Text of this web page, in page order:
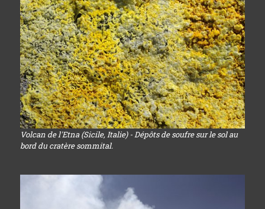
Volcan de l'Etna (Sicile, Italie) - Dépôts de soufre sur le sol au
bord du cratère sommital.